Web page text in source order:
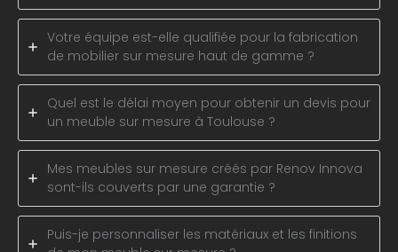
Votre équipe est-elle qualifiée pour la fabrication
de mobilier sur mesure haut de gamme ?
Quel est le délai moyen pour obtenir un devis pour
un meuble sur mesure à Toulouse ?
Mes meubles sur mesure créés par Renov Innova
sont-ils couverts par une garantie ?
Puis-je personnaliser les matériaux et les finitions